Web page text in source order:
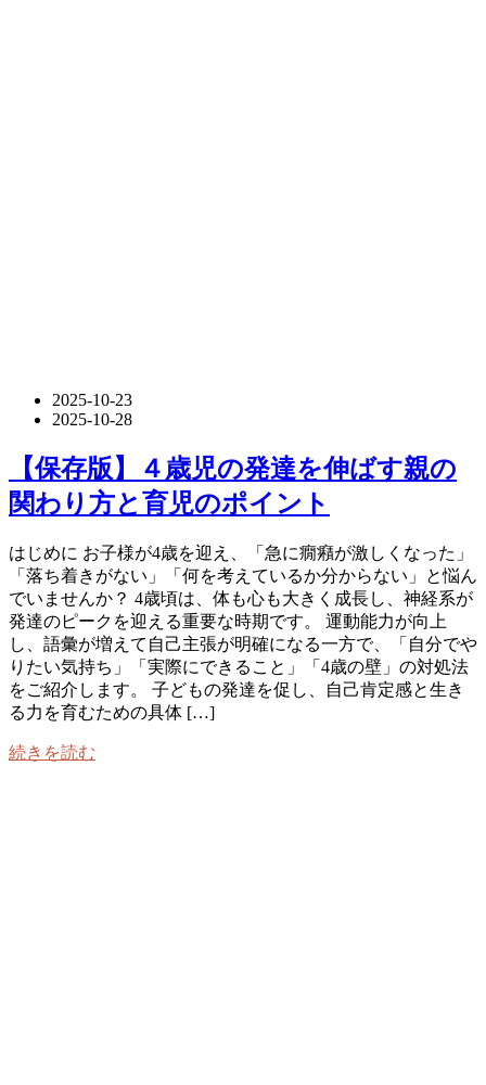
2025-10-23
2025-10-28
【保存版】４歳児の発達を伸ばす親の
関わり方と育児のポイント
はじめに お子様が4歳を迎え、「急に癇癪が激しくなった」
「落ち着きがない」「何を考えているか分からない」と悩ん
でいませんか？ 4歳頃は、体も心も大きく成長し、神経系が
発達のピークを迎える重要な時期です。 運動能力が向上
し、語彙が増えて自己主張が明確になる一方で、「自分でや
りたい気持ち」「実際にできること」「4歳の壁」の対処法
をご紹介します。 子どもの発達を促し、自己肯定感と生き
る力を育むための具体 […]
続きを読む